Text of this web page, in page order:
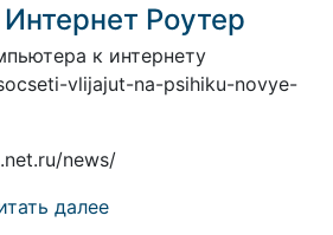
Роутер
к интернету
vlijajut-na-psihiku-novye-
news/
далее